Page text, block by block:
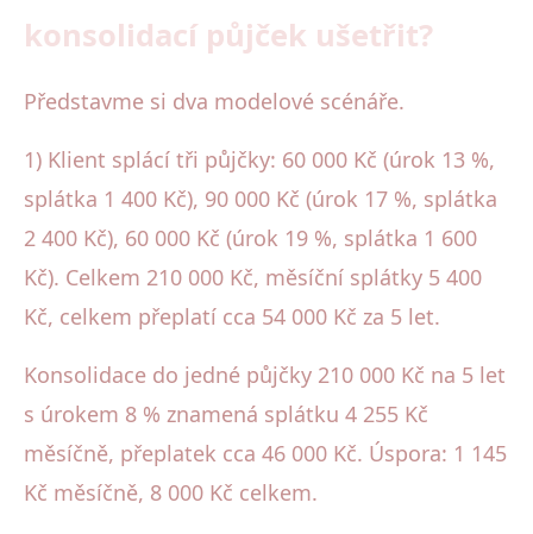
konsolidací půjček ušetřit?
Představme si dva modelové scénáře.
1) Klient splácí tři půjčky: 60 000 Kč (úrok 13 %,
splátka 1 400 Kč), 90 000 Kč (úrok 17 %, splátka
2 400 Kč), 60 000 Kč (úrok 19 %, splátka 1 600
Kč). Celkem 210 000 Kč, měsíční splátky 5 400
Kč, celkem přeplatí cca 54 000 Kč za 5 let.
Konsolidace do jedné půjčky 210 000 Kč na 5 let
s úrokem 8 % znamená splátku 4 255 Kč
měsíčně, přeplatek cca 46 000 Kč. Úspora: 1 145
Kč měsíčně, 8 000 Kč celkem.